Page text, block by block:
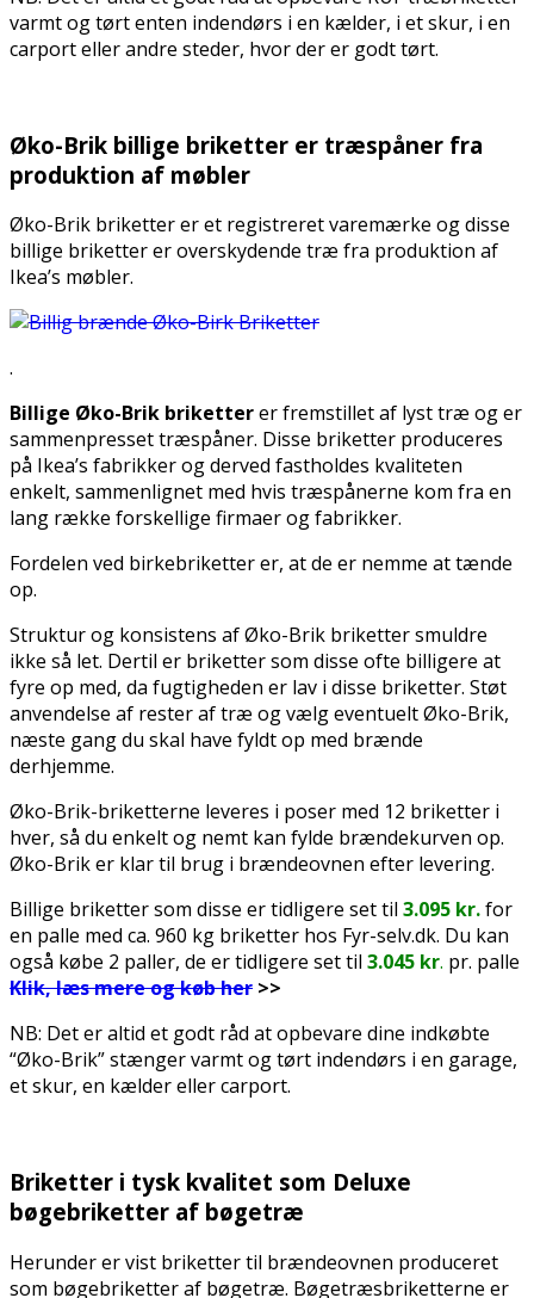
varmt og tørt enten indendørs i en kælder, i et skur, i en
carport eller andre steder, hvor der er godt tørt.
Øko-Brik billige briketter er træspåner fra
produktion af møbler
Øko-Brik briketter er et registreret varemærke og disse
billige briketter er overskydende træ fra produktion af
Ikea’s møbler.
.
Billige Øko-Brik briketterer fremstillet af lyst træ og er
sammenpresset træspåner. Disse briketter produceres
på Ikea’s fabrikker og derved fastholdes kvaliteten
enkelt, sammenlignet med hvis træspånerne kom fra en
lang række forskellige firmaer og fabrikker.
Fordelen ved birkebriketter er, at de er nemme at tænde
op.
Struktur og konsistens af Øko-Brik briketter smuldre
ikke så let. Dertil er briketter som disse ofte billigere at
fyre op med, da fugtigheden er lav i disse briketter. Støt
anvendelse af rester af træ og vælg eventuelt Øko-Brik,
næste gang du skal have fyldt op med brænde
derhjemme.
Øko-Brik-briketterne leveres i poser med 12 briketter i
hver, så du enkelt og nemt kan fylde brændekurven op.
Øko-Brik er klar til brug i brændeovnen efter levering.
Billige briketter som disse er tidligere settil 3.095 kr.for
en palle med ca. 960 kg briketter hos Fyr-selv.dk. Du kan
også købe 2 paller, de er tidligere set til 3.045 kr. pr. palle
Klik, læs mere og køb her >>
NB: Det er altid et godt råd at opbevare dine indkøbte
“Øko-Brik” stænger varmt og tørt indendørs i en garage,
et skur, en kælder eller carport.
Briketter i tysk kvalitet som Deluxe
bøgebriketter af bøgetræ
Herunder er vist briketter til brændeovnen produceret
som bøgebriketter af bøgetræ. Bøgetræsbriketterne er